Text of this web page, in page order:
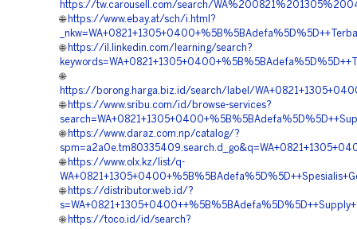
https://tw.carousell.com/search/
🌐 https://www.ebay.at/sch/i.html?
🌐 https://il.linkedin.com/learning/search?
🌐
https://borong.harga.biz.id/search/label/
🌐 https://www.sribu.com/id/browse-services?
🌐 https://www.daraz.com.np/catalog/?
🌐 https://www.olx.kz/list/q-
🌐 https://distributor.web.id/?
🌐 https://toco.id/id/search?